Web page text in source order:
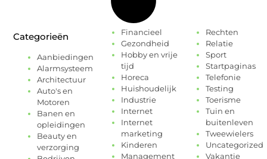
Categorieën
Aanbiedingen
Alarmsysteem
Architectuur
Auto's en
Motoren
Banen en
opleidingen
Beauty en
verzorging
Financieel
Gezondheid
Hobby en vrije
tijd
Horeca
Huishoudelijk
Industrie
Internet
Internet
marketing
Kinderen
Management
Rechten
Relatie
Sport
Startpaginas
Telefonie
Testing
Toerisme
Tuin en
buitenleven
Tweewielers
Uncategorized
Vakantie